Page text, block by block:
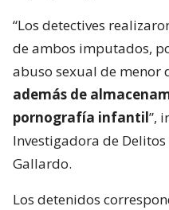
“Los detectives
de ambos imputados,
abuso sexual de menor
además de
pornografía infantil”,
Investigadora de
Gallardo.
Los detenidos